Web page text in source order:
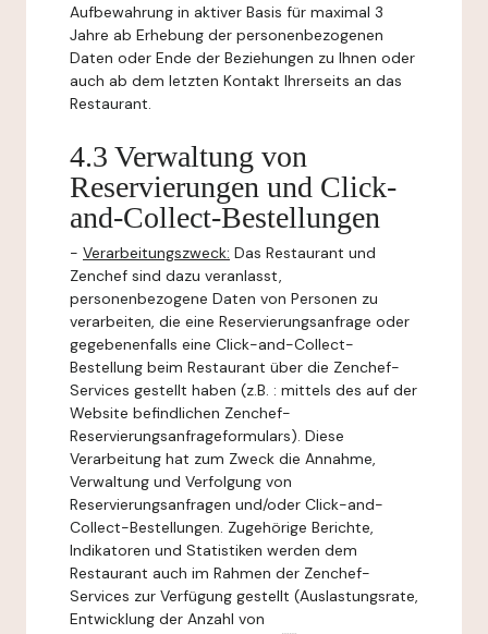
Aufbewahrung in aktiver Basis für maximal 3
Jahre ab Erhebung der personenbezogenen
Daten oder Ende der Beziehungen zu Ihnen oder
auch ab dem letzten Kontakt Ihrerseits an das
Restaurant.
4.3 Verwaltung von
Reservierungen und Click-
and-Collect-Bestellungen
- Verarbeitungszweck: Das Restaurant und
Zenchef sind dazu veranlasst,
personenbezogene Daten von Personen zu
verarbeiten, die eine Reservierungsanfrage oder
gegebenenfalls eine Click-and-Collect-
Bestellung beim Restaurant über die Zenchef-
Services gestellt haben (z.B. : mittels des auf der
Website befindlichen Zenchef-
Reservierungsanfrageformulars). Diese
Verarbeitung hat zum Zweck die Annahme,
Verwaltung und Verfolgung von
Reservierungsanfragen und/oder Click-and-
Collect-Bestellungen. Zugehörige Berichte,
Indikatoren und Statistiken werden dem
Restaurant auch im Rahmen der Zenchef-
Services zur Verfügung gestellt (Auslastungsrate,
Entwicklung der Anzahl von